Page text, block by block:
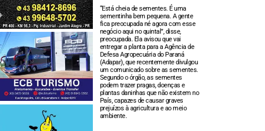
“Está cheia de sementes. É uma
sementinha bem pequena. A gente
fica preocupada né agora com esse
negócio aqui no quintal”, disse,
preocupada. Ela avisou que vai
entregar a planta para a Agência de
Defesa Agropecuária do Paraná
(Adapar), que recentemente divulgou
um comunicado sobre as sementes.
Segundo o órgão, as sementes
podem trazer pragas, doenças e
plantas daninhas que não existem no
País, capazes de causar graves
prejuízos à agricultura e ao meio
ambiente.